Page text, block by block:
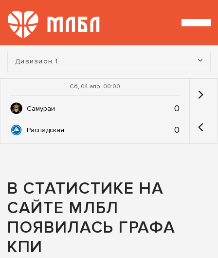
Турнир:
Дивизион 1
Сб, 04 апр. 00:00
Самураи 0
Распадская 0
В СТАТИСТИКЕ НА
САЙТЕ МЛБЛ
ПОЯВИЛАСЬ ГРАФА
КПИ